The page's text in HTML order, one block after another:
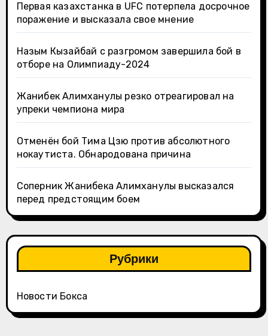
Первая казахстанка в UFC потерпела досрочное
поражение и высказала свое мнение
Назым Кызайбай с разгромом завершила бой в
отборе на Олимпиаду-2024
Жанибек Алимханулы резко отреагировал на
упреки чемпиона мира
Отменён бой Тима Цзю против абсолютного
нокаутиста. Обнародована причина
Соперник Жанибека Алимханулы высказался
перед предстоящим боем
Рубрики
Новости Бокса